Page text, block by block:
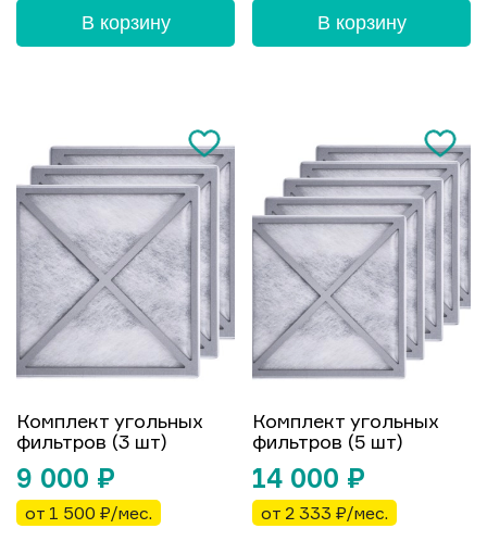
В корзину В корзину
Комплект угольных
фильтров (3 шт)
9 000 ₽
от 1 500 ₽/мес.
Комплект угольных
фильтров (5 шт)
14 000 ₽
от 2 333 ₽/мес.